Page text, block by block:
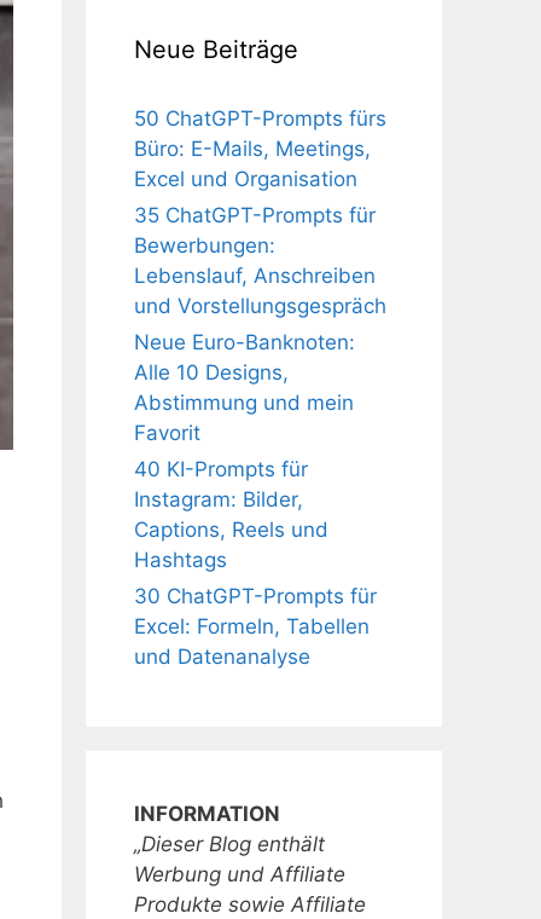
Neue Beiträge
50 ChatGPT-Prompts fürs
Büro: E-Mails, Meetings,
Excel und Organisation
35 ChatGPT-Prompts für
Bewerbungen:
Lebenslauf, Anschreiben
und Vorstellungsgespräch
Neue Euro-Banknoten:
Alle 10 Designs,
Abstimmung und mein
Favorit
40 KI-Prompts für
Instagram: Bilder,
Captions, Reels und
Hashtags
30 ChatGPT-Prompts für
Excel: Formeln, Tabellen
und Datenanalyse
INFORMATION
„Dieser Blog enthält
Werbung und Affiliate
Produkte sowie Affiliate